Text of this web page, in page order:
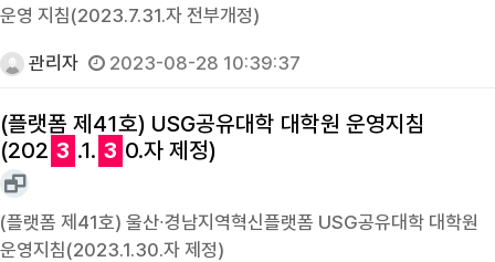
운영 지침(2023.7.31.자 전부개정)
관리자 2023-08-28 10:39:37
(플랫폼 제41호) USG공유대학 대학원 운영지침
(202 3 .1. 3 0.자 제정)
(플랫폼 제41호) 울산∙경남지역혁신플랫폼 USG공유대학 대학원
운영지침(2023.1.30.자 제정)